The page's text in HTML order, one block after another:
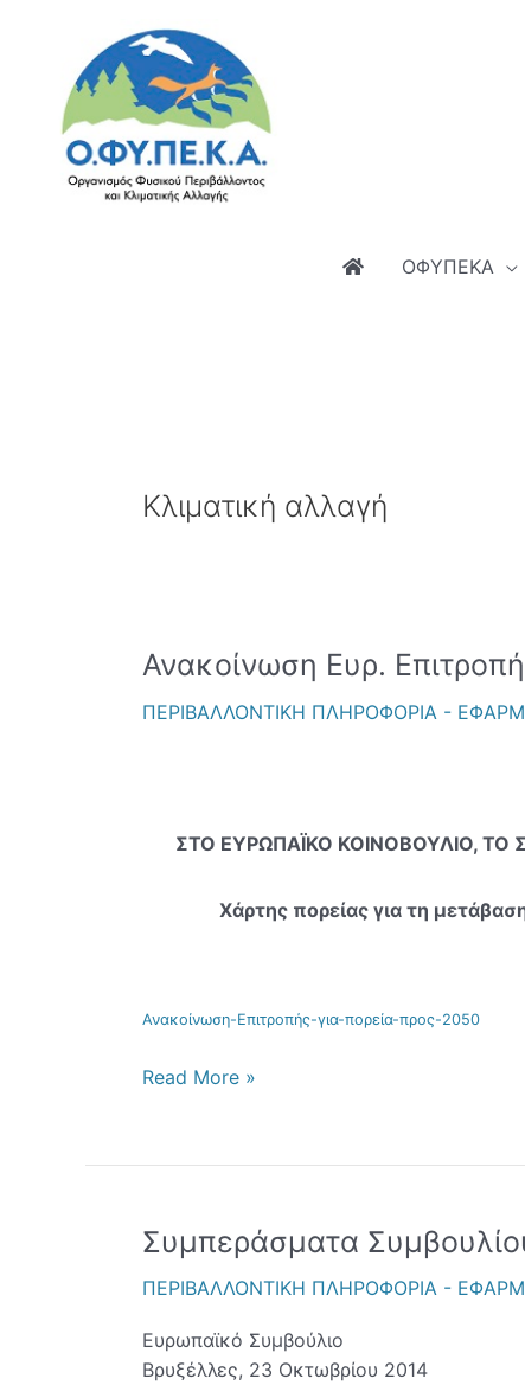
περιεχόμενο
ΟΦΥΠΕΚΑ
Κλιματική αλλαγή
Ανακοίνωση Ευρ.
ΠΕΡΙΒΑΛΛΟΝΤΙΚΗ ΠΛΗΡΟΦΟΡΙΑ -
ΣΤΟ ΕΥΡΩΠΑΪΚΟ ΚΟΙΝΟΒΟΥΛΙΟ, ΤΟ
Χάρτης πορείας για τη
Ανακοίνωση-Επιτροπής-για-πορεία-προς-2050
Ανακοίνωση
Επιτροπής
2050
Read More »
Συμπεράσματα
ΠΕΡΙΒΑΛΛΟΝΤΙΚΗ ΠΛΗΡΟΦΟΡΙΑ -
Ευρωπαϊκό Συμβούλιο
Βρυξέλλες, 23 Οκτωβρίου 2014